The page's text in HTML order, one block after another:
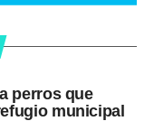
perros que
municipal